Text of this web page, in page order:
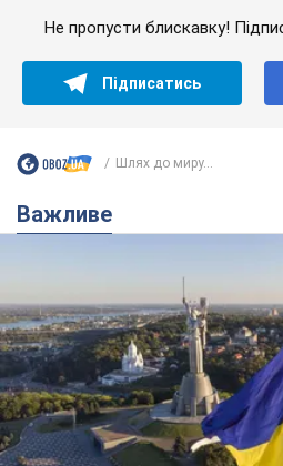
Не пропусти блискавку!
Підписатись
Шлях до миру...
Важливе